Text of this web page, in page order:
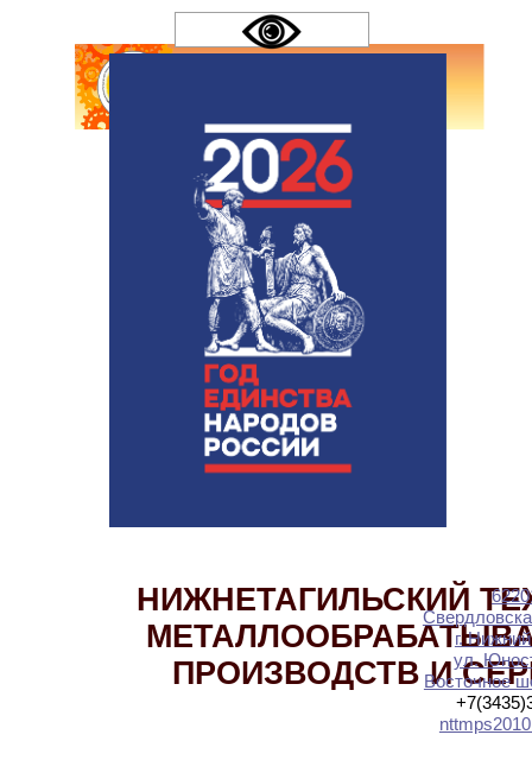
НИЖНЕТАГИЛЬСКИЙ
ПРОИЗВОДСТВ И
г.
ул.
Восточное